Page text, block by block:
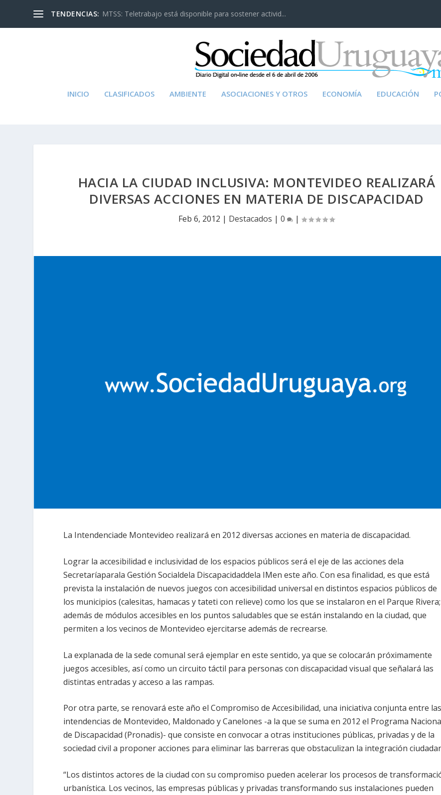
TENDENCIAS: MTSS: Teletrabajo está disponible para sostener activid...
INICIO CLASIFICADOS AMBIENTE ASOCIACIONES Y OTROS ECONOMÍA EDUCACIÓN
HACIA LA CIUDAD INCLUSIVA: MONTEVIDEO REALIZARÁ
DIVERSAS ACCIONES EN MATERIA DE DISCAPACIDAD
Feb 6, 2012 | Destacados |0 |
La Intendenciade Montevideo realizará en 2012 diversas acciones en materia de discapacidad.
Lograr la accesibilidad e inclusividad de los espacios públicos será el eje de las acciones dela
Secretaríaparala Gestión Socialdela Discapacidaddela IMen este año. Con esa finalidad, es que está
prevista la instalación de nuevos juegos con accesibilidad universal en distintos espacios públicos de
los municipios (calesitas, hamacas y tateti con relieve) como los que se instalaron en el Parque Rivera;
además de módulos accesibles en los puntos saludables que se están instalando en la ciudad, que
permiten a los vecinos de Montevideo ejercitarse además de recrearse.
La explanada de la sede comunal será ejemplar en este sentido, ya que se colocarán próximamente
juegos accesibles, así como un circuito táctil para personas con discapacidad visual que señalará las
distintas entradas y acceso a las rampas.
Por otra parte, se renovará este año el Compromiso de Accesibilidad, una iniciativa conjunta entre las
intendencias de Montevideo, Maldonado y Canelones -a la que se suma en 2012 el Programa
de Discapacidad (Pronadis)- que consiste en convocar a otras instituciones públicas, privadas y de la
sociedad civil a proponer acciones para eliminar las barreras que obstaculizan la integración
“Los distintos actores de la ciudad con su compromiso pueden acelerar los procesos de
urbanística. Los vecinos, las empresas públicas y privadas transformando sus instalaciones pueden